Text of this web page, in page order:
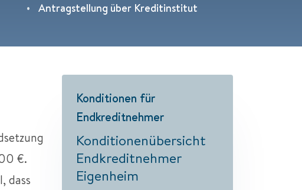
Antragstellung über Kreditinstitut
Konditionen für
Endkreditnehmer
Konditionenübersicht
Endkreditnehmer
Eigenheim
€.
dass